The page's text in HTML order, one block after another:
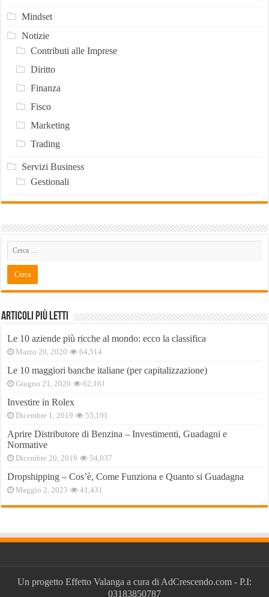
Mindset
Notizie
Contributi alle Imprese
Diritto
Finanza
Fisco
Marketing
Trading
Servizi Business
Gestionali
Articoli Più Letti
Le 10 aziende più ricche al mondo: ecco la classifica
Marzo 20, 2020 64,514
Le 10 maggiori banche italiane (per capitalizzazione)
Giugno 21, 2020 62,161
Investire in Rolex
Dicembre 1, 2019 55,191
Aprire Distributore di Benzina – Investimenti, Guadagni e
Normative
Dicembre 20, 2019 54,037
Dropshipping – Cos’è, Come Funziona e Quanto si Guadagna
Maggio 2, 2023 41,431
Un progetto Effetto Valanga a cura di AdCrescendo.com - P.I:
03183850787